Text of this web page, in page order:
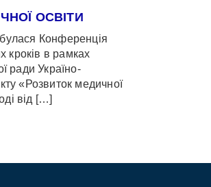
ОСВІТИ
Конференція
кроків в рамках
ради Україно-
«Розвиток медичної
від […]